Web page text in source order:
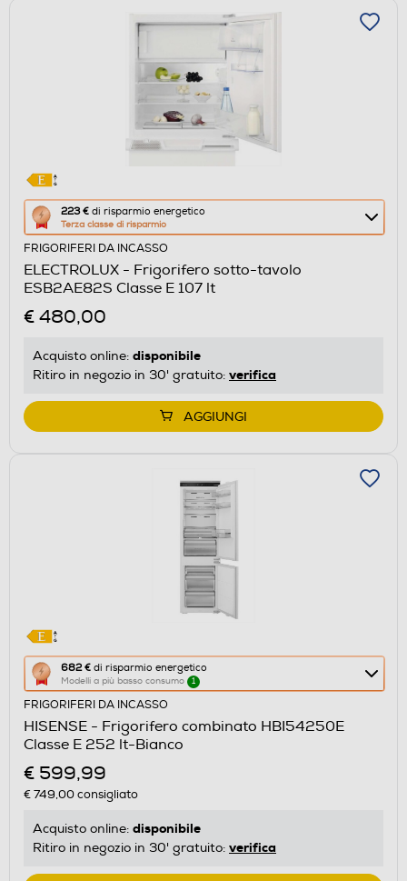
223 € di risparmio energetico
Terza classe di risparmio
Questa
azione
aprirà
il
Calcolatore
di
energetico
Youreko.
FRIGORIFERI DA INCASSO
ELECTROLUX - Frigorifero sotto-tavolo
ESB2AE82S Classe E 107 lt
€ 480,00
Acquisto online: disponibile
Ritiro in negozio in 30' gratuito: verifica
AGGIUNGI
682 € di risparmio energetico
Modelli a più basso consumo 1
Questa
azione
aprirà
il
Calcolatore
di
risparmio
energetico
di
FRIGORIFERI DA INCASSO
HISENSE - Frigorifero combinato HBI54250E
Classe E 252 lt-Bianco
€ 599,99
€ 749,00consigliato
Acquisto online: disponibile
Ritiro in negozio in 30' gratuito: verifica